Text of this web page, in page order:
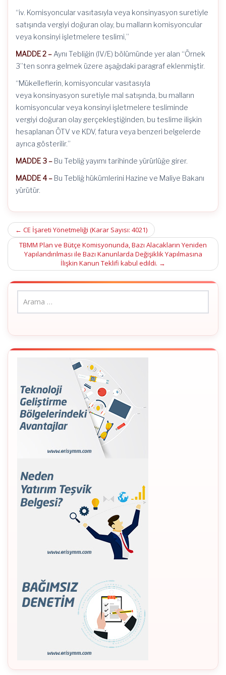
“iv. Komisyoncular vasıtasıyla veya konsinyasyon suretiyle
satışında vergiyi doğuran olay, bu malların komisyoncular
veya konsinyi işletmelere teslimi,”
MADDE 2 – Aynı Tebliğin (IV/E) bölümünde yer alan “Örnek
3”ten sonra gelmek üzere aşağıdaki paragraf eklenmiştir.
“Mükelleflerin, komisyoncular vasıtasıyla
veya konsinyasyon suretiyle mal satışında, bu malların
komisyoncular veya konsinyi işletmelere tesliminde
vergiyi doğuran olay gerçekleştiğinden, bu teslime ilişkin
hesaplanan ÖTV ve KDV, fatura veya benzeri belgelerde
ayrıca gösterilir.”
MADDE 3 – Bu Tebliğ yayımı tarihinde yürürlüğe girer.
MADDE 4 – Bu Tebliğ hükümlerini Hazine ve Maliye Bakanı
yürütür.
Post
navigation
← CE İşareti Yönetmeliği (Karar Sayısı: 4021)
TBMM Plan ve Bütçe Komisyonunda, Bazı Alacakların Yeniden
Yapılandırılması ile Bazı Kanunlarda Değişiklik Yapılmasına
İlişkin Kanun Teklifi kabul edildi. →